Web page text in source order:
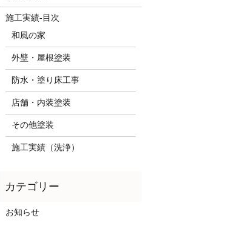
施工実績-目次
和風の家
外壁・屋根塗装
防水・塗り床工事
店舗・内装塗装
その他塗装
施工実績（洗浄）
お知らせ